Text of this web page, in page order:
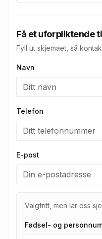
Få et uforpliktende
Fyll ut skjemaet, så
Navn
Telefon
E-post
Valgfritt, men lar oss
Fødsel- og